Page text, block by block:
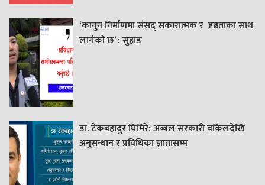
‘कानुन निर्माणमा संसद् सकारात्मक र दृढताका साथ
लागेको छ’ : सुहाङ
डा. टेकबहादुर घिमिरे: अब्बल सरकारी वकिलदेखि
अनुसन्धान र प्रविधिका ज्ञातासम्म